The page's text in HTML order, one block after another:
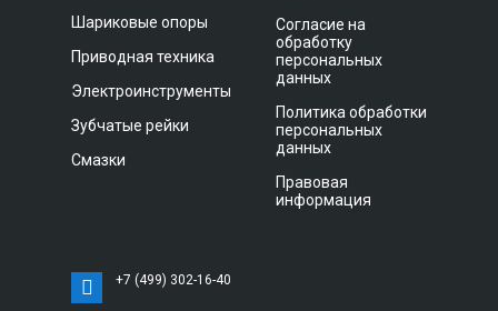
Шариковые опоры
Приводная техника
Электроинструменты
Зубчатые рейки
Смазки
Согласие на
обработку
персональных
данных
Политика обработки
персональных
данных
Правовая
информация
+7 (499) 302-16-40